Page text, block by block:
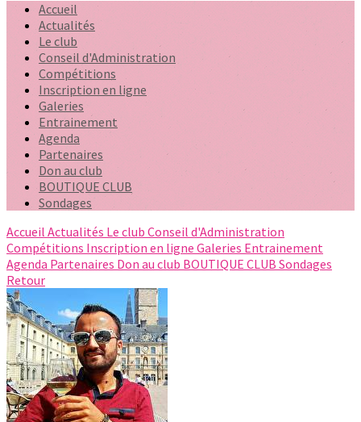
Accueil
Actualités
Le club
Conseil d'Administration
Compétitions
Inscription en ligne
Galeries
Entrainement
Agenda
Partenaires
Don au club
BOUTIQUE CLUB
Sondages
Accueil Actualités Le club Conseil d'Administration
Compétitions Inscription en ligne Galeries Entrainement
Agenda Partenaires Don au club BOUTIQUE CLUB Sondages
Retour